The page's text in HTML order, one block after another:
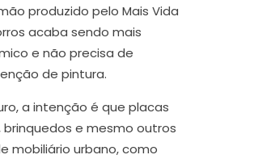
produzido pelo Mais Vida
acaba sendo mais
e não precisa de
de pintura.
a intenção é que placas
brinquedos e mesmo outros
mobiliário urbano, como